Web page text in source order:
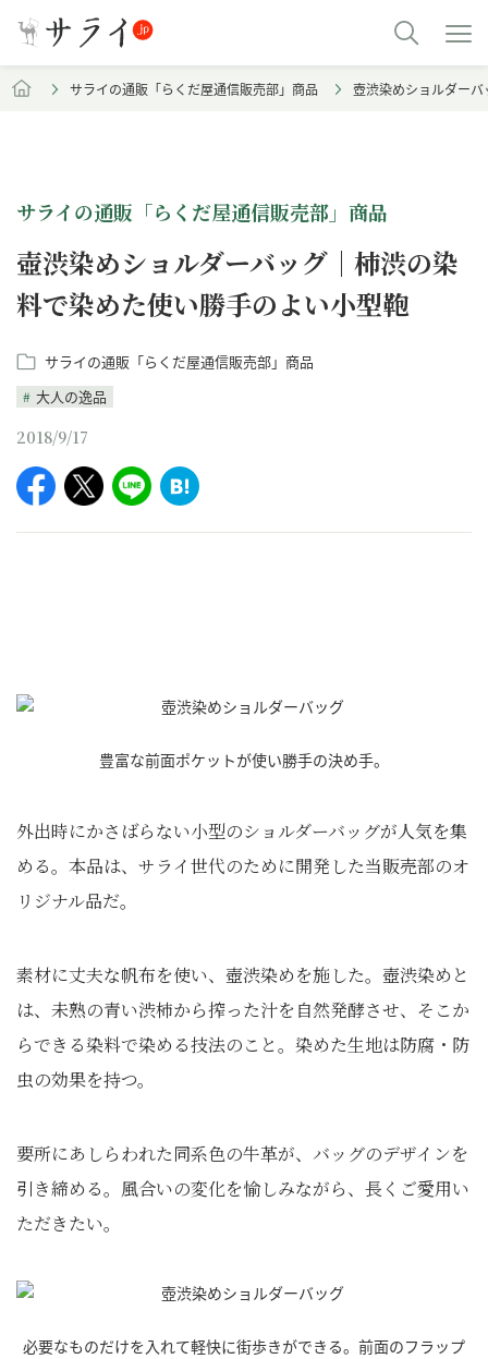
サライの通販「らくだ屋通信販売部」商品 壺渋染めショルダー
サライの通販「らくだ屋通信販売部」商品
壺渋染めショルダーバッグ｜柿渋の染
料で染めた使い勝手のよい小型鞄
サライの通販「らくだ屋通信販売部」商品
大人の逸品
2018/9/17
豊富な前面ポケットが使い勝手の決め手。
外出時にかさばらない小型のショルダーバッグが人気を集
める。本品は、サライ世代のために開発した当販売部のオ
リジナル品だ。
素材に丈夫な帆布を使い、壺渋染めを施した。壺渋染めと
は、未熟の青い渋柿から搾った汁を自然発酵させ、そこか
らできる染料で染める技法のこと。染めた生地は防腐・防
虫の効果を持つ。
要所にあしらわれた同系色の牛革が、バッグのデザインを
引き締める。風合いの変化を愉しみながら、長くご愛用い
ただきたい。
必要なものだけを入れて軽快に街歩きができる。前面のフラップ